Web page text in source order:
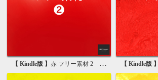
【 Kindle版 】 赤 フリー素材 2 無料で使える背景画像集 【 Kindle版 】